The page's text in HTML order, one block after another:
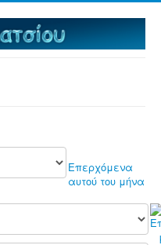
Επερχόμενα
αυτού του μήνα